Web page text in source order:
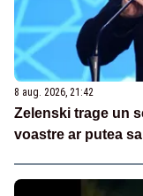
8 aug. 2026, 21:42
Zelenski trage un
voastre ar putea